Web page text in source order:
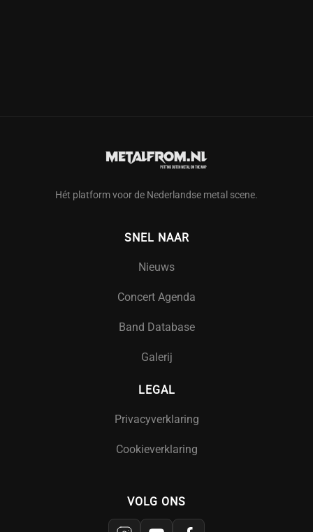
Hét platform voor de Nederlandse metal scene.
SNEL NAAR
Nieuws
Concert Agenda
Band Database
Galerij
LEGAL
Privacyverklaring
Cookieverklaring
VOLG ONS